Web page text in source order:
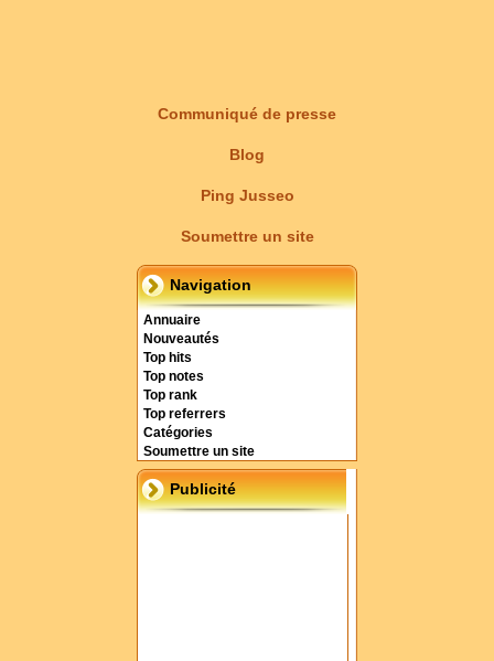
Communiqué de presse
Blog
Ping Jusseo
Soumettre un site
Navigation
Annuaire
Nouveautés
Top hits
Top notes
Top rank
Top referrers
Catégories
Soumettre un site
Publicité